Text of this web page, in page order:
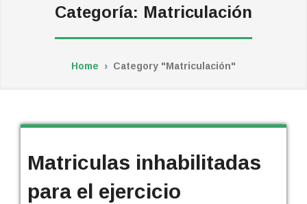
Categoría: Matriculación
Home › Category "Matriculación"
Matriculas inhabilitadas
para el ejercicio